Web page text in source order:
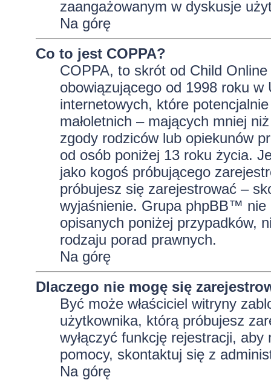
zaangażowanym w dyskusje
Na górę
Co to jest COPPA?
COPPA, to skrót od Child
obowiązującego od 1998 roku w
internetowych, które
małoletnich – mających mniej
zgody rodziców lub opiekunów
od osób poniżej 13 roku życia.
jako kogoś próbującego
próbujesz się zarejestrować –
wyjaśnienie. Grupa phpBB™ nie
opisanych poniżej przypadków,
rodzaju porad prawnych.
Na górę
Dlaczego nie mogę się
Być może właściciel witryny
użytkownika, którą próbujesz
wyłączyć funkcję rejestracji,
pomocy, skontaktuj się z
Na górę